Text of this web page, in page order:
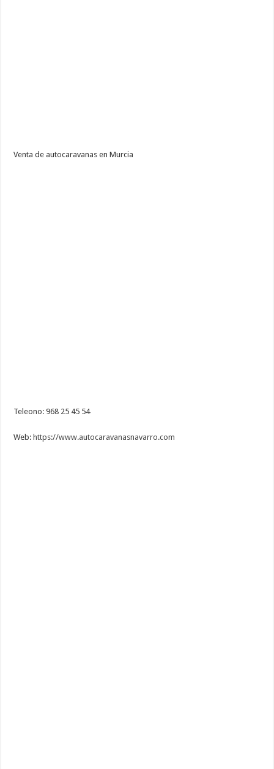
Venta de autocaravanas en Murcia
Teleono: 968 25 45 54
Web:https://www.autocaravanasnavarro.com